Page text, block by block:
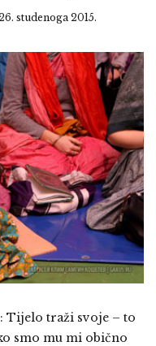
studenoga 2015.
Tijelo traži svoje – to
smo mu mi obično